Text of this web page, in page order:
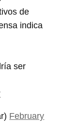
de
indica
ser
February